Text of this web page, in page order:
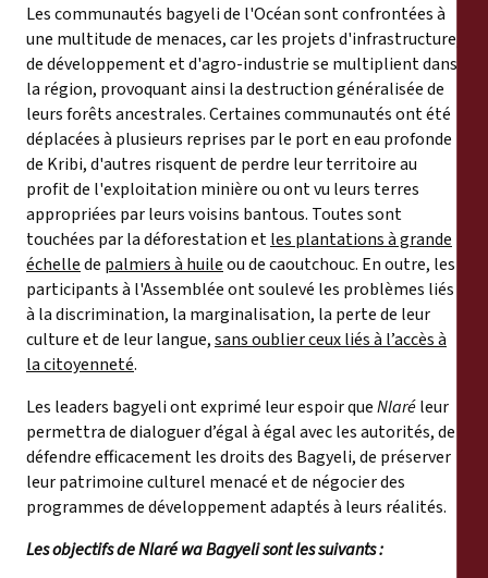
Les communautés bagyeli de l'Océan sont confrontées à
une multitude de menaces, car les projets d'infrastructure,
de développement et d'agro-industrie se multiplient dans
la région, provoquant ainsi la destruction généralisée de
leurs forêts ancestrales. Certaines communautés ont été
déplacées à plusieurs reprises par le port en eau profonde
de Kribi, d'autres risquent de perdre leur territoire au
profit de l'exploitation minière ou ont vu leurs terres
appropriées par leurs voisins bantous. Toutes sont
touchées par la déforestation etles plantations à grande
échellede palmiers à huileou de caoutchouc. En outre, les
participants à l'Assemblée ont soulevé les problèmes liés
à la discrimination, la marginalisation, la perte de leur
culture et de leur langue,sans oublier ceux liés à l’accès à
la citoyenneté.
Les leaders bagyeli ont exprimé leur espoir queNlaréleur
permettra de dialoguer d’égal à égal avec les autorités, de
défendre efficacement les droits des Bagyeli, de préserver
leur patrimoine culturel menacé et de négocier des
programmes de développement adaptés à leurs réalités.
Les objectifs de Nlaré wa Bagyeli sont les suivants :